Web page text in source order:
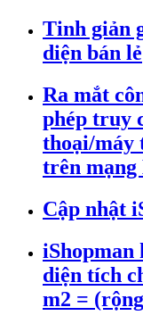
Tinh giản
diện bán lẻ
Ra mắt
phép truy
thoại/máy
trên
Cập nhật
iShopman
diện tích
m2 =